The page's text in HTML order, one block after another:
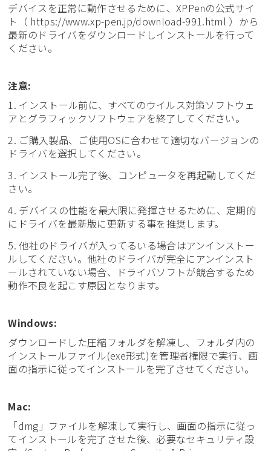
デバイスを正常に動作させるために、XPPenの公式サイ
ト（ https://www.xp-pen.jp/download-991.html ）から
最新のドライバをダウンロードしインストールを行って
ください。
注意:
1. インストール前に、すべてのウイルス対策ソフトウェ
アとグラフィックソフトウェアを終了してください。
2. ご購入製品、ご使用OSに合わせて適切なバージョンの
ドライバを選択してください。
3. インストール完了後、コンピュータを再起動してくだ
さい。
4. デバイスの性能を最大限に発揮させるために、定期的
にドライバを最新版に更新する事を推奨します。
5. 他社のドライバが入ってるいる場合はアンインストー
ルしてください。他社のドライバが完全にアンインスト
ールされていない場合、ドライバソフトが競合するため
動作不良を起こす原因となります。
Windows:
ダウンロードした圧縮フォルダを解凍し、フォルダ内の
インストールファイル(exe形式)を管理者権限で実行、画
面の指示に従ってインストールを完了させてください。
Mac:
「dmg」ファイルを解凍して実行し、画面の指示に従っ
てインストールを完了させた後、必要なセキュリティ設